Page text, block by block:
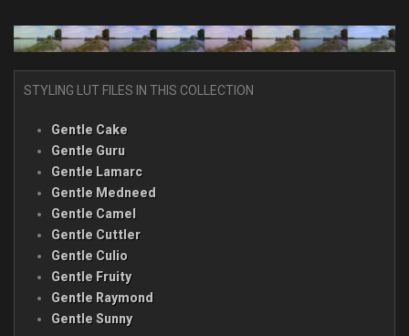
STYLING LUT FILES IN THIS COLLECTION
Gentle Cake
Gentle Guru
Gentle Lamarc
Gentle Medneed
Gentle Camel
Gentle Cuttler
Gentle Culio
Gentle Fruity
Gentle Raymond
Gentle Sunny